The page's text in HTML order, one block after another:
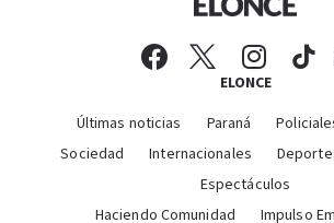
ELONCE
Últimas noticias Paraná
Sociedad
Internacionales
Espectáculos
Haciendo Comunidad
Impulso